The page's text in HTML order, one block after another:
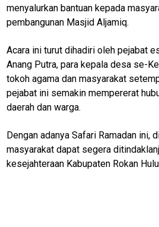
menyalurkan bantuan kepada
pembangunan Masjid Aljamiq.
Acara ini turut dihadiri oleh pejabat
Anang Putra, para kepala desa se-
tokoh agama dan masyarakat
pejabat ini semakin mempererat
daerah dan warga.
Dengan adanya Safari Ramadan ini,
masyarakat dapat segera
kesejahteraan Kabupaten Rokan
kabupaten
rokan hulu
N
W